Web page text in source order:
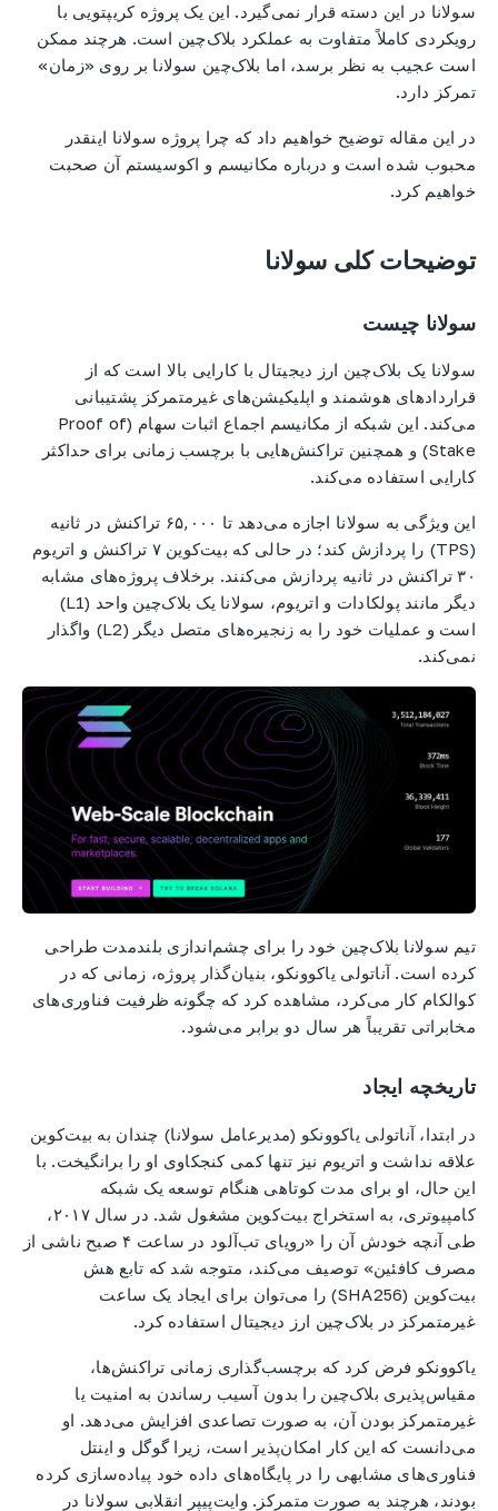
سولانا در این دسته قرار نمی‌گیرد. این یک پروژه کریپتویی با
رویکردی کاملاً متفاوت به عملکرد بلاک‌چین است. هرچند ممکن
است عجیب به نظر برسد، اما بلاک‌چین سولانا بر روی «زمان»
تمرکز دارد.
در این مقاله توضیح خواهیم داد که چرا پروژه سولانا اینقدر
محبوب شده است و درباره مکانیسم و اکوسیستم آن صحبت
خواهیم کرد.
توضیحات کلی سولانا
سولانا چیست
سولانا یک بلاک‌چین ارز دیجیتال با کارایی بالا است که از
قراردادهای هوشمند و اپلیکیشن‌های غیرمتمرکز پشتیبانی
می‌کند. این شبکه از مکانیسم اجماع اثبات سهام (Proof of
Stake) و همچنین تراکنش‌هایی با برچسب زمانی برای حداکثر
کارایی استفاده می‌کند.
این ویژگی به سولانا اجازه می‌دهد تا ۶۵,۰۰۰ تراکنش در ثانیه
(TPS) را پردازش کند؛ در حالی که بیت‌کوین ۷ تراکنش و اتریوم
۳۰ تراکنش در ثانیه پردازش می‌کنند. برخلاف پروژه‌های مشابه
دیگر مانند پولکادات و اتریوم، سولانا یک بلاک‌چین واحد (L1)
است و عملیات خود را به زنجیره‌های متصل دیگر (L2) واگذار
نمی‌کند.
تیم سولانا بلاک‌چین خود را برای چشم‌اندازی بلندمدت طراحی
کرده است. آناتولی یاکوونکو، بنیان‌گذار پروژه، زمانی که در
کوالکام کار می‌کرد، مشاهده کرد که چگونه ظرفیت فناوری‌های
مخابراتی تقریباً هر سال دو برابر می‌شود.
تاریخچه ایجاد
در ابتدا، آناتولی یاکوونکو (مدیرعامل سولانا) چندان به بیت‌کوین
علاقه نداشت و اتریوم نیز تنها کمی کنجکاوی او را برانگیخت. با
این حال، او برای مدت کوتاهی هنگام توسعه یک شبکه
کامپیوتری، به استخراج بیت‌کوین مشغول شد. در سال ۲۰۱۷،
طی آنچه خودش آن را «رویای تب‌آلود در ساعت ۴ صبح ناشی از
مصرف کافئین» توصیف می‌کند، متوجه شد که تابع هش
بیت‌کوین (SHA256) را می‌توان برای ایجاد یک ساعت
غیرمتمرکز در بلاک‌چین ارز دیجیتال استفاده کرد.
یاکوونکو فرض کرد که برچسب‌گذاری زمانی تراکنش‌ها،
مقیاس‌پذیری بلاک‌چین را بدون آسیب رساندن به امنیت یا
غیرمتمرکز بودن آن، به صورت تصاعدی افزایش می‌دهد. او
می‌دانست که این کار امکان‌پذیر است، زیرا گوگل و اینتل
فناوری‌های مشابهی را در پایگاه‌های داده خود پیاده‌سازی کرده
بودند، هرچند به صورت متمرکز. وایت‌پیپر انقلابی سولانا در